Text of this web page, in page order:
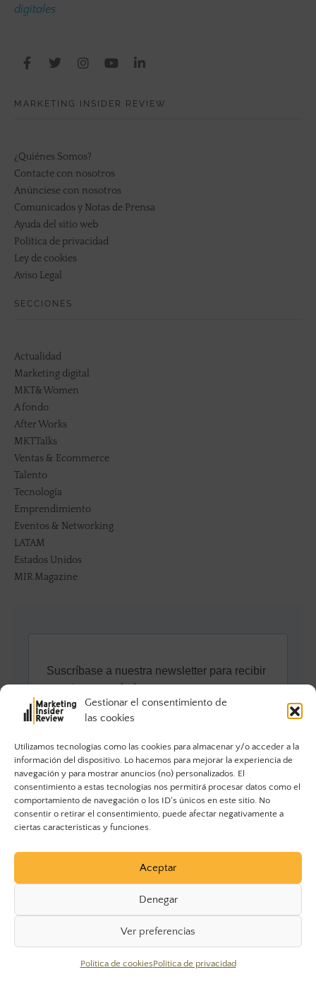
Gestionar el consentimiento de
las cookies
Utilizamos tecnologías como las cookies para almacenar y/o acceder a la
información del dispositivo. Lo hacemos para mejorar la experiencia de
navegación y para mostrar anuncios (no) personalizados. El
consentimiento a estas tecnologías nos permitirá procesar datos como el
comportamiento de navegación o los ID's únicos en este sitio. No
consentir o retirar el consentimiento, puede afectar negativamente a
ciertas características y funciones.
Aceptar
Denegar
Ver preferencias
Política de cookiesPolítica de privacidad
digitales
MARKETING INSIDER REVIEW
¿Quiénes Somos?
Contacte con nosotros
Anúnciese con nosotros
Comunicados y Notas de Prensa
Ayuda del sitio web
Política de privacidad
Ley de cookies
Aviso Legal
SECCIONES
Actualidad
Marketing digital
MKT&Women
A fondo
After Works
MKTTalks
Ventas & Ecommerce
Talento
Tecnología
Emprendimiento
Eventos & Networking
LATAM
Estados Unidos
MIR Magazine
© 2023 Marketing Insider Review. Todos los derechos
reservados.